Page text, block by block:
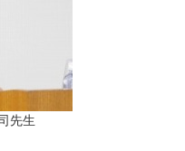
先生